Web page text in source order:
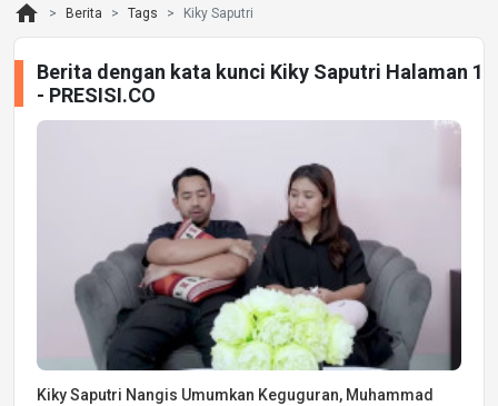
home Berita Tags Kiky Saputri
Berita dengan kata kunci Kiky Saputri Halaman 1
- PRESISI.CO
Kiky Saputri Nangis Umumkan Keguguran, Muhammad